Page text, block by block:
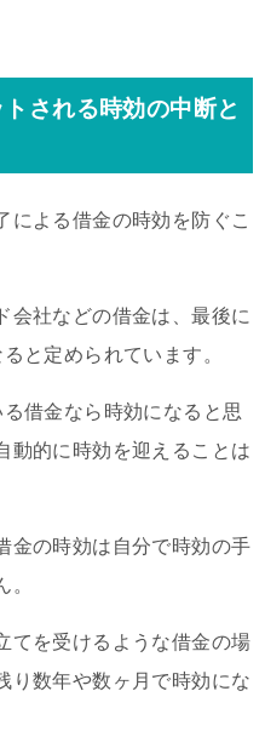
される時効の中断と
による借金の時効を防ぐこ
会社などの借金は、最後に
と定められています。
借金なら時効になると思
動的に時効を迎えることは
金の時効は自分で時効の手
てを受けるような借金の場
り数年や数ヶ月で時効にな